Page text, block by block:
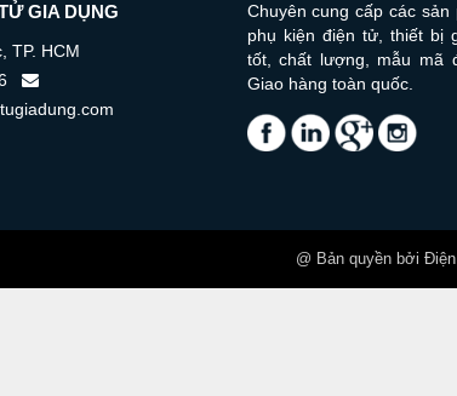
GIA DỤNG
TP. HCM
Chuyên cung cấp các sản
phụ kiện điện tử, thiết bị
tốt, chất lượng, mẫu mã
Giao hàng toàn quốc.
@ Bản quyền bởi